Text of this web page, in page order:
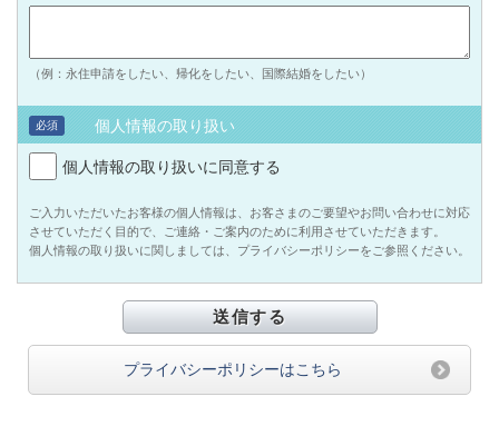
（例：永住申請をしたい、帰化をしたい、国際結婚をしたい）
個人情報の取り扱い
必須
個人情報の取り扱いに同意する
ご入力いただいたお客様の個人情報は、お客さまのご要望やお問い合わせに対応
させていただく目的で、ご連絡・ご案内のために利用させていただきます。
個人情報の取り扱いに関しましては、プライバシーポリシーをご参照ください。
プライバシーポリシーはこちら